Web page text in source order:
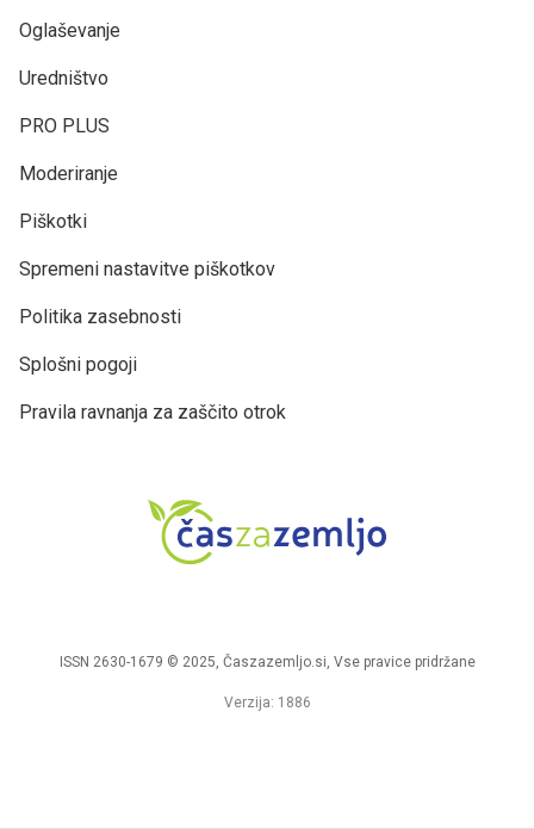
Oglaševanje
Uredništvo
PRO PLUS
Moderiranje
Piškotki
Spremeni nastavitve piškotkov
Politika zasebnosti
Splošni pogoji
Pravila ravnanja za zaščito otrok
ISSN 2630-1679 © 2025, Časzazemljo.si, Vse pravice pridržane
Verzija: 1886